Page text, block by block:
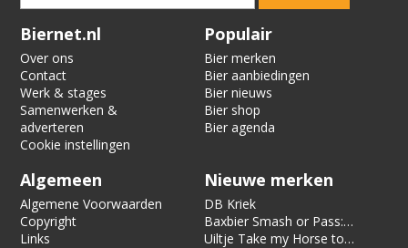
Verification code:
Biernet.nl
Over ons
Contact
Werk & stages
Samenwerken &
adverteren
Cookie instellingen
Populair
Bier merken
Bier aanbiedingen
Bier nieuws
Bier shop
Bier agenda
Algemeen
Algemene Voorwaarden
Copyright
Links
Nieuwe merken
DB Kriek
Baxbier Smash or Pass:
Strata
Uiltje Take my Horse to